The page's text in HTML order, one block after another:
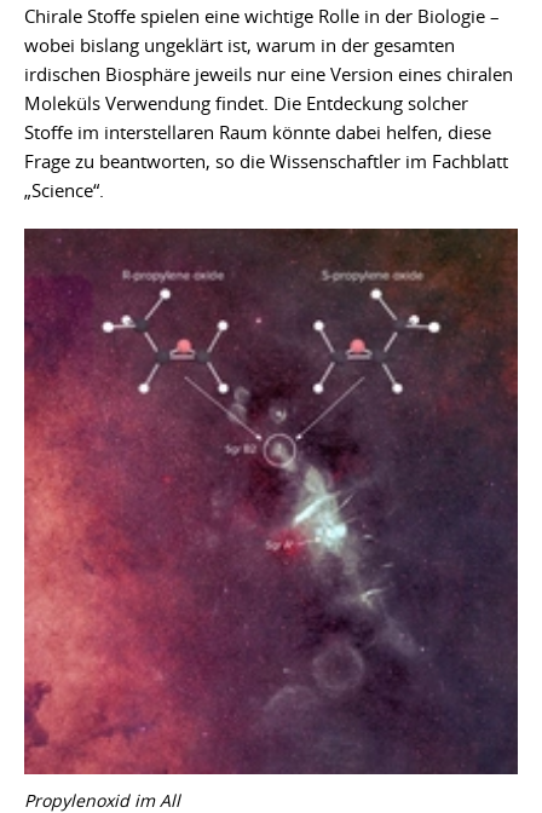
Chirale Stoffe spielen eine wichtige Rolle in der Biologie –
wobei bislang ungeklärt ist, warum in der gesamten
irdischen Biosphäre jeweils nur eine Version eines chiralen
Moleküls Verwendung findet. Die Entdeckung solcher
Stoffe im interstellaren Raum könnte dabei helfen, diese
Frage zu beantworten, so die Wissenschaftler im Fachblatt
„Science“.
Propylenoxid im All